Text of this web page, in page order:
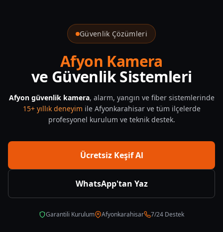
Güvenlik Çözümleri
Afyon Kamera
ve Güvenlik Sistemleri
Afyon güvenlik kamera, alarm, yangın ve fiber sistemlerinde
15+ yıllık deneyim ile Afyonkarahisar ve tüm ilçelerde
profesyonel kurulum ve teknik destek.
Ücretsiz Keşif Al
WhatsApp'tan Yaz
Garantili Kurulum Afyonkarahisar 7/24 Destek